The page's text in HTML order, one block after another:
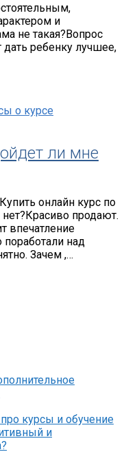
и
не такая?Вопрос
ребенку лучшее,
о курсе
ли мне
онлайн курс по
продают.
впечатление
над
Зачем ,…
курсы и обучение
и